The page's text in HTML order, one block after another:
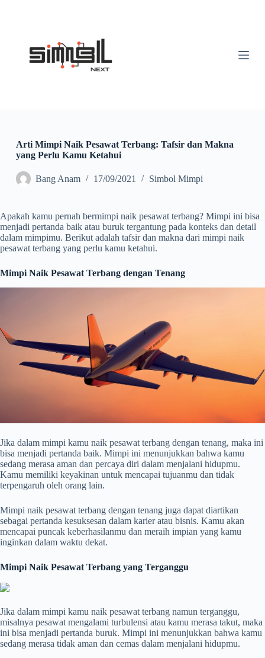
Arti Mimpi Naik Pesawat Terbang: Tafsir dan Makna
yang Perlu Kamu Ketahui
Bang Anam 17/09/2021 Simbol Mimpi
Apakah kamu pernah bermimpi naik pesawat terbang? Mimpi ini bisa
menjadi pertanda baik atau buruk tergantung pada konteks dan detail
dalam mimpimu. Berikut adalah tafsir dan makna dari mimpi naik
pesawat terbang yang perlu kamu ketahui.
Mimpi Naik Pesawat Terbang dengan Tenang
Jika dalam mimpi kamu naik pesawat terbang dengan tenang, maka ini
bisa menjadi pertanda baik. Mimpi ini menunjukkan bahwa kamu
sedang merasa aman dan percaya diri dalam menjalani hidupmu.
Kamu memiliki keyakinan untuk mencapai tujuanmu dan tidak
terpengaruh oleh orang lain.
Mimpi naik pesawat terbang dengan tenang juga dapat diartikan
sebagai pertanda kesuksesan dalam karier atau bisnis. Kamu akan
mencapai puncak keberhasilanmu dan meraih impian yang kamu
inginkan dalam waktu dekat.
Mimpi Naik Pesawat Terbang yang Terganggu
Jika dalam mimpi kamu naik pesawat terbang namun terganggu,
misalnya pesawat mengalami turbulensi atau kamu merasa takut, maka
ini bisa menjadi pertanda buruk. Mimpi ini menunjukkan bahwa kamu
sedang merasa tidak aman dan cemas dalam menjalani hidupmu.